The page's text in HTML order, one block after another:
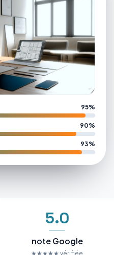
95%
90%
93%
5.0
note Google
★★★★★ vérifiée